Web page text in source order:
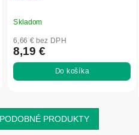
Skladom
6,66 € bez DPH
8,19 €
Do košíka
PRODUKTY